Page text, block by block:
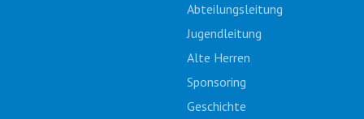
Abteilungsleitung
Jugendleitung
Alte Herren
Sponsoring
Geschichte